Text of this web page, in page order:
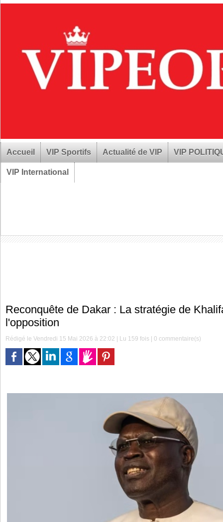
Accueil VIP Sportifs Actualité de VIP VIP
VIP International
Reconquête de Dakar : La stratégie de
l'opposition
Rédigé le Vendredi 15 Mai 2026 à 22:02 | Lu 159 fois |0 commentaire(s)